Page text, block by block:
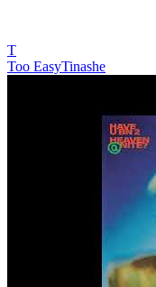
T
Too EasyTinashe